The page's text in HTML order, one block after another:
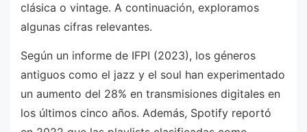
clásica o vintage. A continuación, exploramos
algunas cifras relevantes.
Según un informe de IFPI (2023), los géneros
antiguos como el jazz y el soul han experimentado
un aumento del 28% en transmisiones digitales en
los últimos cinco años. Además, Spotify reportó